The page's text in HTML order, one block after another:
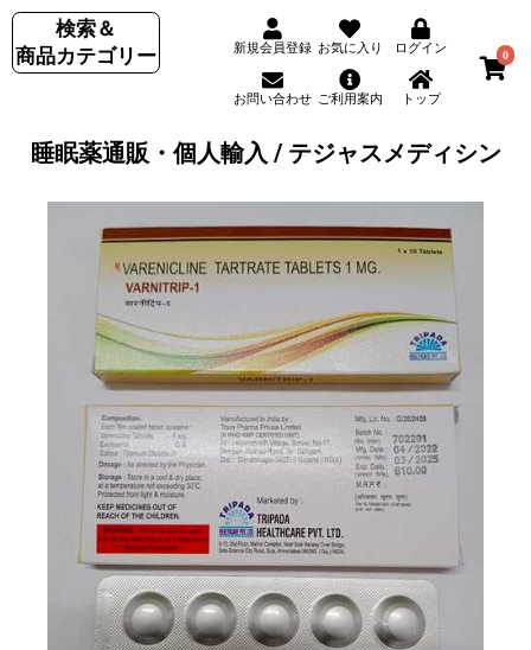
検索＆
商品カテゴリー
新規会員登録 お気に入り ログイン
お問い合わせ ご利用案内 トップ
0
睡眠薬通販・個人輸入 / テジャスメディシン